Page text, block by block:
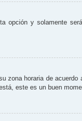
opción y solamente
zona horaria de acuerdo
este es un buen